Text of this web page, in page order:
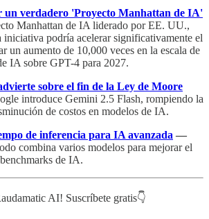
un verdadero 'Proyecto Manhattan de IA'
Manhattan de IA liderado por EE. UU.,
iniciativa podría acelerar significativamente el
un aumento de 10,000 veces en la escala de
IA sobre GPT-4 para 2027.
sobre el fin de la Ley de Moore
introduce Gemini 2.5 Flash, rompiendo la
de costos en modelos de IA.
de inferencia para IA avanzada —
combina varios modelos para mejorar el
de IA.
AI! Suscríbete gratis👇